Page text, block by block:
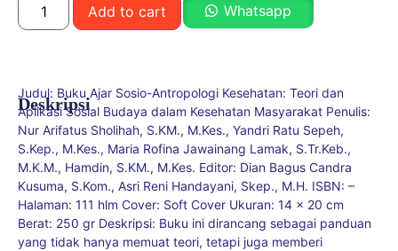
Add to cart Whatsapp
Deskripsi
Judul: Buku Ajar Sosio-Antropologi Kesehatan: Teori dan
Aplikasi Sosial Budaya dalam Kesehatan Masyarakat Penulis:
Nur Arifatus Sholihah, S.KM., M.Kes., Yandri Ratu Sepeh,
S.Kep., M.Kes., Maria Rofina Jawainang Lamak, S.Tr.Keb.,
M.K.M., Hamdin, S.KM., M.Kes. Editor: Dian Bagus Candra
Kusuma, S.Kom., Asri Reni Handayani, Skep., M.H. ISBN: –
Halaman: 111 hlm Cover: Soft Cover Ukuran: 14 x 20 cm
Berat: 250 gr Deskripsi: Buku ini dirancang sebagai panduan
yang tidak hanya memuat teori, tetapi juga memberi